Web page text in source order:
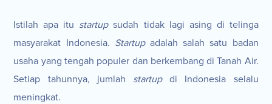
Istilah apa itu startupsudah tidak lagi asing di telinga
masyarakat Indonesia. Startupadalah salah satu badan
usaha yang tengah populer dan berkembang di Tanah Air.
Setiap tahunnya, jumlah startupdi Indonesia selalu
meningkat.